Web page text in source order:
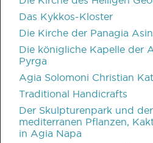
Das Kykkos-Kloster
Die Kirche der Panagia
Die königliche Kapelle der
Pyrga
Agia Solomoni Christian
Traditional Handicrafts
Der Skulpturenpark und
mediterranen Pflanzen,
in Agia Napa